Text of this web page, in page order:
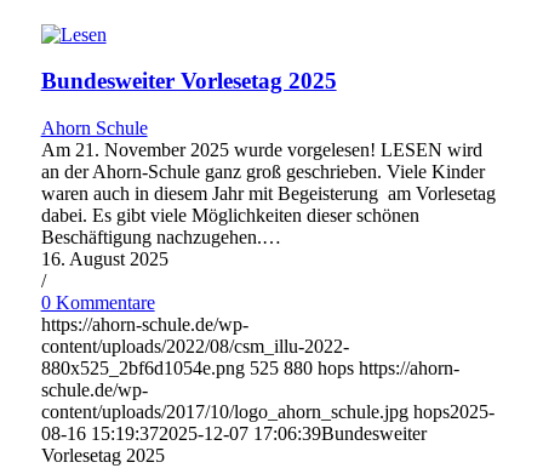
Bundesweiter Vorlesetag 2025
Ahorn Schule
Am 21. November 2025 wurde vorgelesen! LESEN wird
an der Ahorn-Schule ganz groß geschrieben. Viele Kinder
waren auch in diesem Jahr mit Begeisterung am Vorlesetag
dabei. Es gibt viele Möglichkeiten dieser schönen
Beschäftigung nachzugehen.…
16. August 2025
/
0 Kommentare
https://ahorn-schule.de/wp-
content/uploads/2022/08/csm_illu-2022-
880x525_2bf6d1054e.png 525 880 hops https://ahorn-
schule.de/wp-
content/uploads/2017/10/logo_ahorn_schule.jpg hops2025-
08-16 15:19:372025-12-07 17:06:39Bundesweiter
Vorlesetag 2025